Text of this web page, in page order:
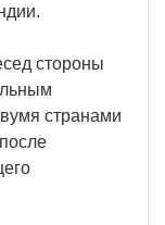
стороны
странами